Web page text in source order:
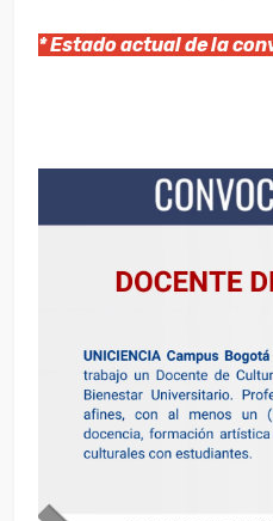
* Estado actual de la